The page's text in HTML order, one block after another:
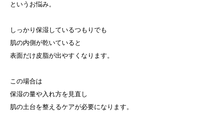
というお悩み。
しっかり保湿しているつもりでも
肌の内側が乾いていると
表面だけ皮脂が出やすくなります。
この場合は
保湿の量や入れ方を見直し
肌の土台を整えるケアが必要になります。